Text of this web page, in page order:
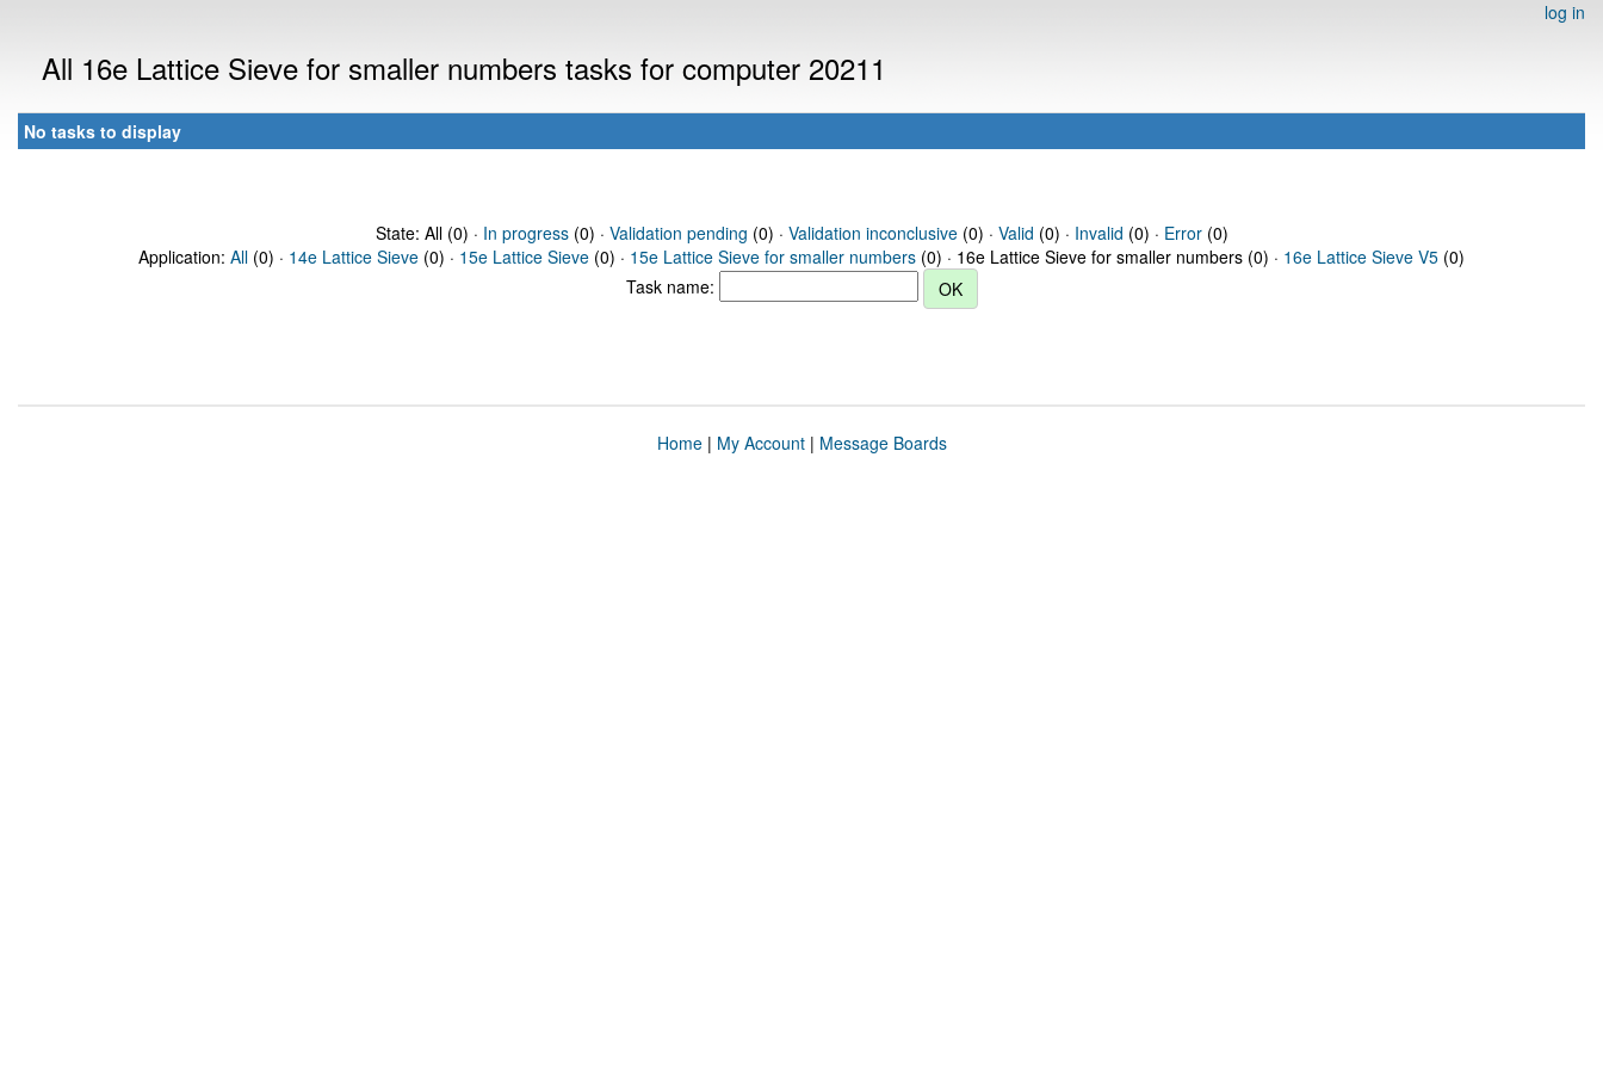
log in
All 16e Lattice Sieve for smaller numbers tasks for computer 20211
No tasks to display
State: All (0) · In progress(0) · Validation pending (0) · Validation inconclusive(0) · Valid (0) · Invalid (0) · Error(0)
Application: All (0) · 14e Lattice Sieve (0) · 15e Lattice Sieve (0) · 15e Lattice Sieve for smaller numbers (0) · 16e Lattice Sieve for smaller numbers (0) · 16e Lattice Sieve V5 (0)
Task name:
Home| My Account| Message Boards